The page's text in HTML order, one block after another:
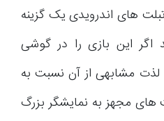
های اندرویدی یک گزینه
این بازی را در گوشی
مشابهی از آن نسبت به
های مجهز به نمایشگر بزرگ